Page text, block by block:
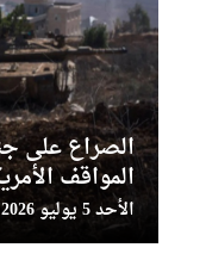
الصراع على
المواقف
الأحد 5 يوليو 2026 - 11:52:31